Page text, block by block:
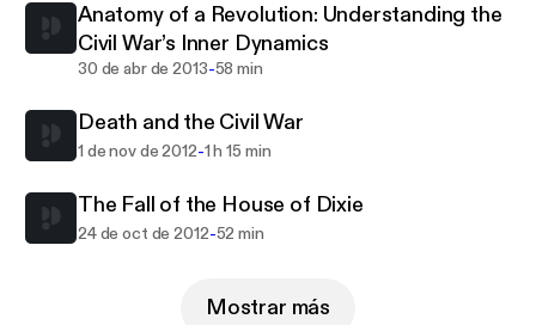
Anatomy of a Revolution: Understanding the
Civil War’s Inner Dynamics
30 de abr de 2013-58 min
Death and the Civil War
1 de nov de 2012-1 h 15 min
The Fall of the House of Dixie
24 de oct de 2012-52 min
Mostrar más